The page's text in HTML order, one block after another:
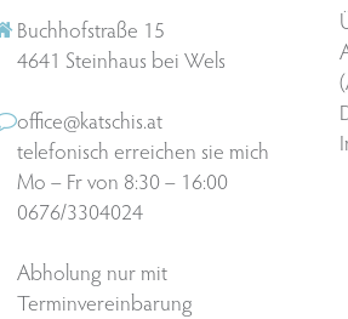
Buchhofstraße 15
4641 Steinhaus bei Wels
office@katschis.at
telefonisch erreichen sie mich
Mo – Fr von 8:30 – 16:00
0676/3304024
Abholung nur mit
Terminvereinbarung